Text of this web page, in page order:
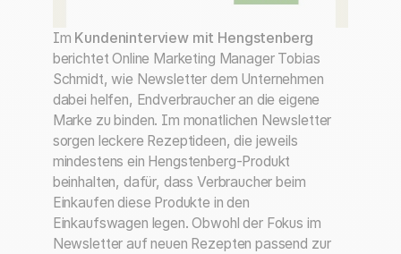
Im Kundeninterview mit Hengstenberg
berichtet Online Marketing Manager Tobias
Schmidt, wie Newsletter dem Unternehmen
dabei helfen, Endverbraucher an die eigene
Marke zu binden. Im monatlichen Newsletter
sorgen leckere Rezeptideen, die jeweils
mindestens ein Hengstenberg-Produkt
beinhalten, dafür, dass Verbraucher beim
Einkaufen diese Produkte in den
Einkaufswagen legen. Obwohl der Fokus im
Newsletter auf neuen Rezepten passend zur